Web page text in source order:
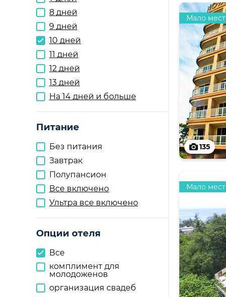
8 дней
9 дней
10 дней
11 дней
12 дней
13 дней
На 14 дней и больше
Питание
Без питания
Завтрак
Полупансион
Все включено
Ультра все включено
Опции отеля
Все
комплимент для
молодоженов
организация свадеб
135
Мало мест
Мало мест